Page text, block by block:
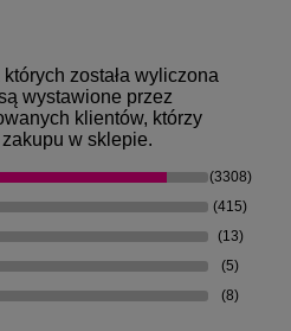
została wyliczona
wystawione przez
klientów, którzy
w sklepie.
(3308)
(415)
(13)
(5)
(8)